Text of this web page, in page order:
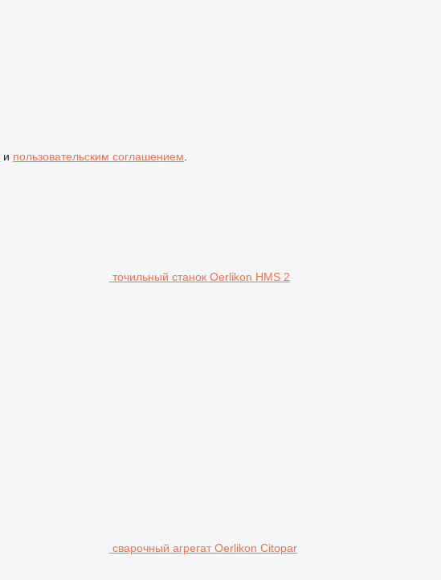
и пользовательским соглашением
точильный станок Oerlikon HMS 2
сварочный агрегат Oerlikon Citopar